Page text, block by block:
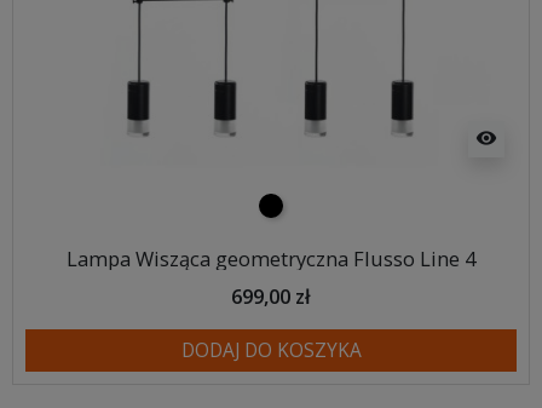
visibility
czarny
Lampa Wisząca geometryczna Flusso Line 4
699,00 zł
DODAJ DO KOSZYKA